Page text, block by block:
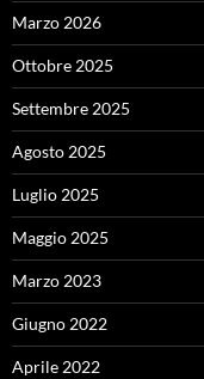
Marzo 2026
Ottobre 2025
Settembre 2025
Agosto 2025
Luglio 2025
Maggio 2025
Marzo 2023
Giugno 2022
Aprile 2022